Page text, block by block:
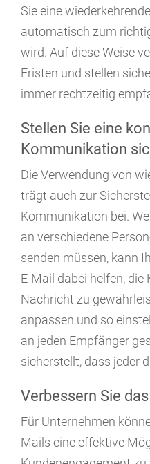
Sie eine
automatisch zum
wird. Auf diese Weise
Fristen und stellen
immer rechtzeitig
Stellen Sie eine
Kommunikation
Die Verwendung von
trägt auch zur
Kommunikation bei.
an verschiedene
senden müssen, kann
E-Mail dabei helfen, die
Nachricht zu
anpassen und so
an jeden Empfänger
sicherstellt, dass jeder
Verbessern Sie
Für Unternehmen
Mails eine effektive